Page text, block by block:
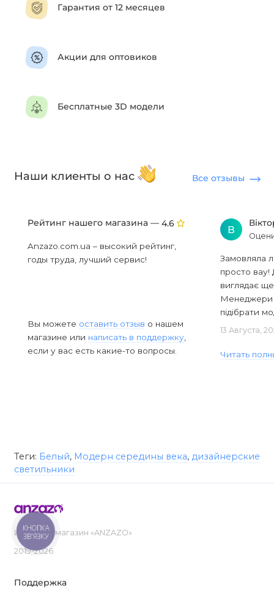
Гарантия от 12 месяцев
Акции для оптовиков
Бесплатные 3D модели
Наши клиенты о нас Все отзывы
Рейтинг нашего магазина — 4.6
Anzazo.com.ua – высокий рейтинг,
годы труда, лучший сервис!
Вы можете оставить отзыв о нашем
магазине или написать в поддержку,
если у вас есть какие-то вопросы.
В
Замовляла
просто вау!
виглядає
Менеджери
підібрати
13 Августа,
Читать
Теги: Белый, Модерн середины века, дизайнерские
светильники
Интернет-магазин «ANZAZO»
2019-2026
Поддержка
КНОПКА
ЗВ'ЯЗКУ